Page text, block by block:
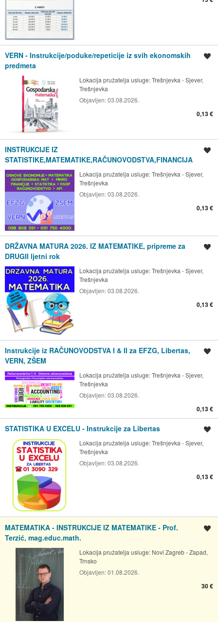
VERN - Instrukcije/poduke/repeticije iz svih ekonomskih
predmeta
Lokacija pružatelja usluge:Trešnjevka - Sjever,
Trešnjevka
Objavljen:03.08.2026.
0,13 €
INSTRUKCIJE IZ
STATISTIKE,MATEMATIKE,RAČUNOVODSTVA,FINANCIJA
Lokacija pružatelja usluge:Trešnjevka - Sjever,
Trešnjevka
Objavljen:03.08.2026.
0,13 €
DRŽAVNA MATURA 2026. IZ MATEMATIKE, pripreme za
DRUGII ljetni rok
Lokacija pružatelja usluge:Trešnjevka - Sjever,
Trešnjevka
Objavljen:03.08.2026.
0,13 €
Instrukcije iz RAČUNOVODSTVA I & II za EFZG, Libertas,
VERN, ZŠEM
Lokacija pružatelja usluge:Trešnjevka - Sjever,
Trešnjevka
Objavljen:03.08.2026.
0,13 €
STATISTIKA U EXCELU - Instrukcije za Libertas
Lokacija pružatelja usluge:Trešnjevka - Sjever,
Trešnjevka
Objavljen:03.08.2026.
0,13 €
MATEMATIKA - INSTRUKCIJE IZ MATEMATIKE - Prof.
Terzić, mag.educ.math.
Lokacija pružatelja usluge: Novi Zagreb - Zapad,
Trnsko
Objavljen:01.08.2026.
30 €